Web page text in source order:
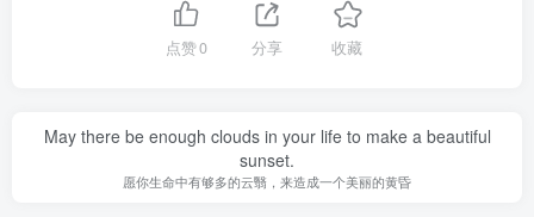
点赞0 分享 收藏
May there be enough clouds in your life to make a beautiful
sunset.
愿你生命中有够多的云翳，来造成一个美丽的黄昏